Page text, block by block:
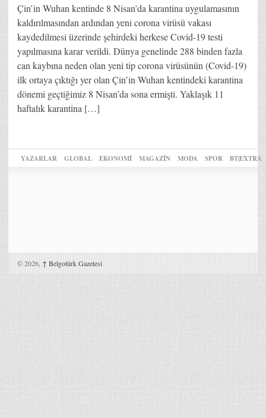
Çin’in Wuhan kentinde 8 Nisan’da karantina uygulamasının
kaldırılmasından ardından yeni corona virüsü vakası
kaydedilmesi üzerinde şehirdeki herkese Covid-19 testi
yapılmasına karar verildi. Dünya genelinde 288 binden fazla
can kaybına neden olan yeni tip corona virüsünün (Covid-19)
ilk ortaya çıktığı yer olan Çin’in Wuhan kentindeki karantina
dönemi geçtiğimiz 8 Nisan’da sona ermişti. Yaklaşık 11
haftalık karantina […]
YAZARLAR GLOBAL EKONOMİ MAGAZİN MODA SPOR BT|EXTRA
© 2026, ↑ Belgotürk Gazetesi